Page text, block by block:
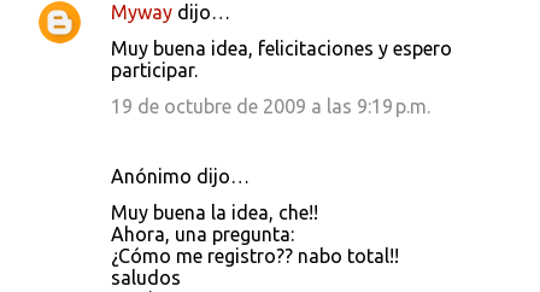
Myway dijo…
Muy buena idea, felicitaciones y espero
participar.
19 de octubre de 2009 a las 9:19 p.m.
Anónimo dijo…
Muy buena la idea, che!!
Ahora, una pregunta:
¿Cómo me registro?? nabo total!!
saludos